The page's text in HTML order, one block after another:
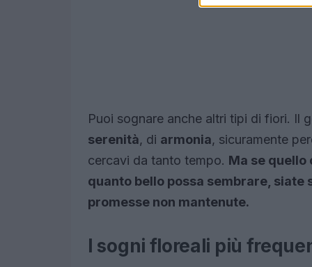
Puoi sognare anche altri tipi di fiori. Il
serenità, di armonia, sicuramente
cercavi da tanto tempo. Ma se quello
quanto bello possa sembrare,
promesse non mantenute.
I sogni floreali più